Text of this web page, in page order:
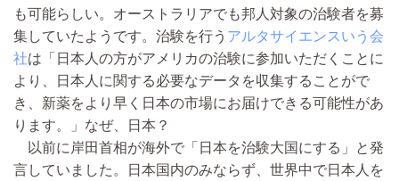
も可能らしい。オーストラリアでも邦人対象の治験者を募
集していたようです。治験を行う アルタサイエンスいう会
社は「日本人の方がアメリカの治験に参加いただくことに
より、日本人に関する必要なデータを収集することがで
き、新薬をより早く日本の市場にお届けできる可能性があ
ります。」なぜ、日本？
以前に岸田首相が海外で「日本を治験大国にする」と発
言していました。日本国内のみならず、世界中で日本人を